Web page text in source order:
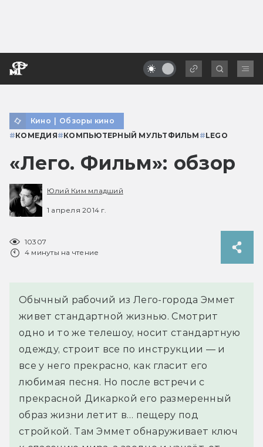
Кино | Обзоры кино
#КОМЕДИЯ#КОМПЬЮТЕРНЫЙ МУЛЬТФИЛЬМ #LEGO
«Лего. Фильм»: обзор
Юлий Ким младший
1 апреля 2014 г.
10307
4 минуты на чтение
Обычный рабочий из Лего-города Эммет
живет стандартной жизнью. Смотрит
одно и то же телешоу, носит стандартную
одежду, строит все по инструкции — и
все у него прекрасно, как гласит его
любимая песня. Но после встречи с
прекрасной Дикаркой его размеренный
образ жизни летит в… пещеру под
стройкой. Там Эммет обнаруживает ключ